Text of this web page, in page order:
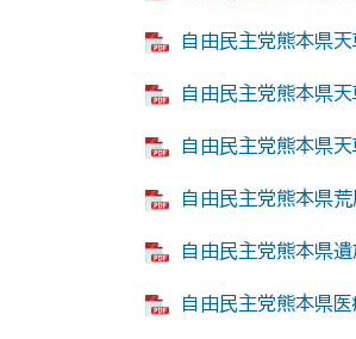
自由民主党熊本県天
自由民主党熊本県天
自由民主党熊本県天
自由民主党熊本県荒
自由民主党熊本県遺
自由民主党熊本県医